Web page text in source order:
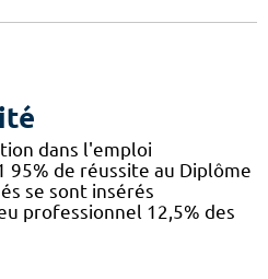
dans l'emploi
95% de réussite au Diplôme
se sont insérés
professionnel 12,5% des